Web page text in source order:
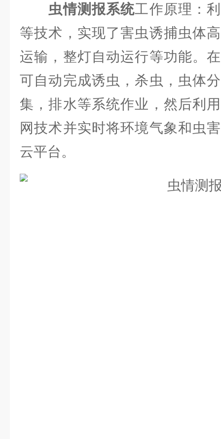
虫情测报系统工作原理：
等技术，实现了害虫诱捕虫体
运输，整灯自动运行等功能。
可自动完成诱虫，杀虫，虫体
集，排水等系统作业，然后利
网技术并实时将环境气象和虫
云平台。